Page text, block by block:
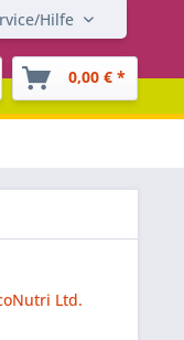
Hilfe
0,00 € *